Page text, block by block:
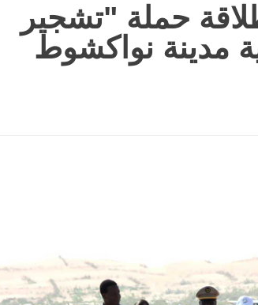
حملة "تشجير